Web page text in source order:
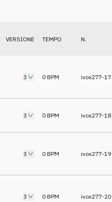
VERSIONE TEMPO N.
3 0 BPM ivox277-17
3 0 BPM ivox277-18
3 0 BPM ivox277-19
3 0 BPM ivox277-20